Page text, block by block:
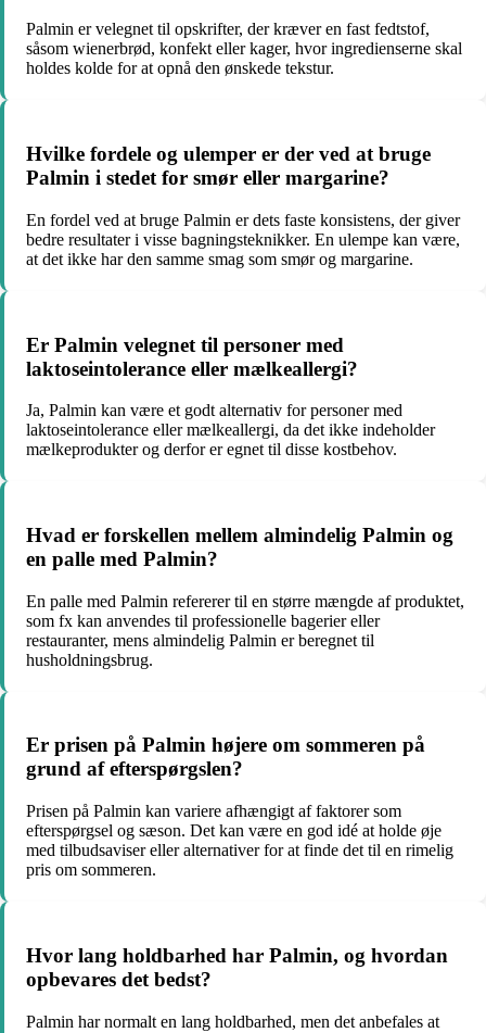
Palmin er velegnet til opskrifter, der kræver en fast fedtstof,
såsom wienerbrød, konfekt eller kager, hvor ingredienserne skal
holdes kolde for at opnå den ønskede tekstur.
Hvilke fordele og ulemper er der ved at bruge
Palmin i stedet for smør eller margarine?
En fordel ved at bruge Palmin er dets faste konsistens, der giver
bedre resultater i visse bagningsteknikker. En ulempe kan være,
at det ikke har den samme smag som smør og margarine.
Er Palmin velegnet til personer med
laktoseintolerance eller mælkeallergi?
Ja, Palmin kan være et godt alternativ for personer med
laktoseintolerance eller mælkeallergi, da det ikke indeholder
mælkeprodukter og derfor er egnet til disse kostbehov.
Hvad er forskellen mellem almindelig Palmin og
en palle med Palmin?
En palle med Palmin refererer til en større mængde af produktet,
som fx kan anvendes til professionelle bagerier eller
restauranter, mens almindelig Palmin er beregnet til
husholdningsbrug.
Er prisen på Palmin højere om sommeren på
grund af efterspørgslen?
Prisen på Palmin kan variere afhængigt af faktorer som
efterspørgsel og sæson. Det kan være en god idé at holde øje
med tilbudsaviser eller alternativer for at finde det til en rimelig
pris om sommeren.
Hvor lang holdbarhed har Palmin, og hvordan
opbevares det bedst?
Palmin har normalt en lang holdbarhed, men det anbefales at